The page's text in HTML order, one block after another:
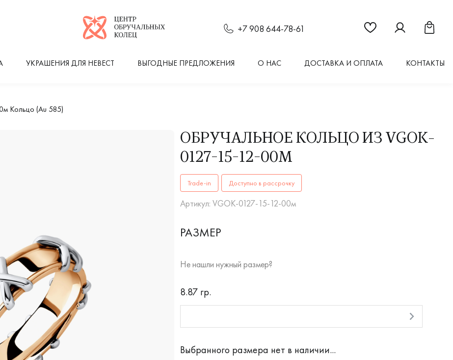
Логотип компании
+7 908 644-78-61 Ссылка на страницу
Ссылка наСсылка
УКРАШЕНИЯ ДЛЯ НЕВЕСТ ВЫГОДНЫЕ ПРЕДЛОЖЕНИЯ О НАС ДОСТАВКА И ОПЛАТА КОНТАКТЫ
Кольцо (Au 585)
ОБРУЧАЛЬНОЕ КОЛЬЦО ИЗ VGOK-
0127-15-12-00М
ОБРУЧАЛЬНЫЕ КОЛЬЦАVGOK-0127-15-12-00мкупить в Иркутске. ✔️
Trade-in Доступно в рассрочку
Артикул: VGOK-0127-15-12-00м
РАЗМЕР
Не нашли нужный размер?
RUB
8.87 гр.
Выбранного размера нет в наличии...